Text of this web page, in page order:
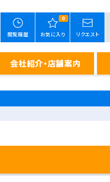
閲覧履歴
0
お気に入り リクエスト
会社紹介・店舗案内